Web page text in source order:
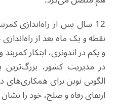
12 سال پس از راه‌اندازی
نقطه و یک ماه بعد از
و یکم در اندونزی، ابتکار کمربند
در مدیریت کشور، بزرگ‌ترین
الگویی نوین برای همکاری‌های
ارتقای رفاه و صلح، خود را